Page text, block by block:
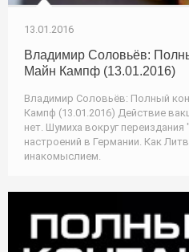
13.01.2016
Владимир Соловьёв:
Майн Кампф (13.01.2016)
Владимир Соловьёв: Полный
Кампф (13.01.2016) Действие
нет. Шумиха вокруг
настроений в Германии. Как
инакомыслием.